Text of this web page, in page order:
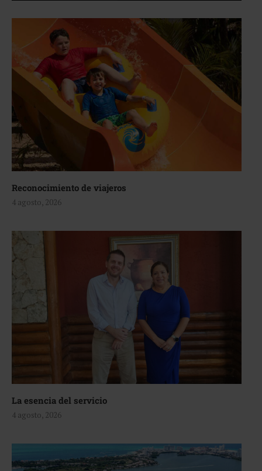
Reconocimiento de viajeros
4 agosto, 2026
La esencia del servicio
4 agosto, 2026